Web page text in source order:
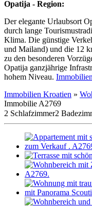
Opatija - Region:
Der elegante Urlaubsort
durch lange
Klima. Die günstige
und Mailand) und die 12
zu den besonderen
Opatija ganzjährige
hohem Niveau.
Immobilien Kroatien »
Immobilie A2769
2 Schlafzimmer2